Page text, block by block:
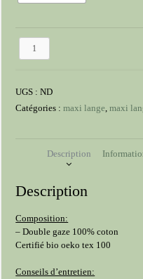
quantité
UGS :ND
Catégories :maxi lange,maxi
Description
Description
Composition:
– Double gaze 100% coton
Certifié bio oeko tex 100
Conseils d’entretien: